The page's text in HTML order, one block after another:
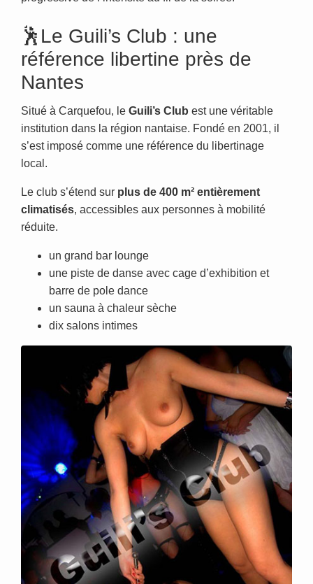
🕺Le Guili’s Club : une
référence libertine près de
Nantes
Situé à Carquefou, le Guili’s Club est une véritable
institution dans la région nantaise. Fondé en 2001, il
s’est imposé comme une référence du libertinage
local.
Le club s’étend sur plus de 400 m² entièrement
climatisés, accessibles aux personnes à mobilité
réduite.
un grand bar lounge
une piste de danse avec cage d’exhibition et
barre de pole dance
un sauna à chaleur sèche
dix salons intimes